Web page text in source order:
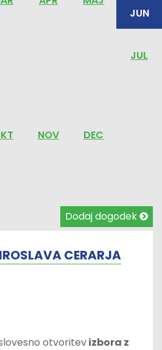
JUN
JUL
NOV DEC
Dodaj dogodek
CERARJA
otvoritevizbora z